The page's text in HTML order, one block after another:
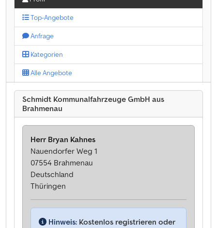
Top-Angebote
Anfrage
Kategorien
Alle Angebote
Schmidt Kommunalfahrzeuge GmbH aus
Brahmenau
Herr Bryan Kahnes
Nauendorfer Weg 1
07554 Brahmenau
Deutschland
Thüringen
Hinweis: Kostenlos registrieren oder